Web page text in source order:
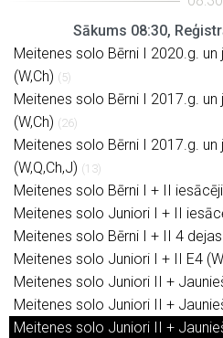
Sākums 08:30,
Meitenes solo Bērni I 2020.g. un
(W,Ch) (5)
Meitenes solo Bērni I 2017.g. un
(W,Ch) (26)
Meitenes solo Bērni I 2017.g. un
(W,Q,Ch,J) (13)
Meitenes solo Bērni I + II
Meitenes solo Juniori I + II
Meitenes solo Bērni I + II 4 dejas
Meitenes solo Juniori I + II E4
Meitenes solo Juniori II +
Meitenes solo Juniori II +
Meitenes solo Juniori II +